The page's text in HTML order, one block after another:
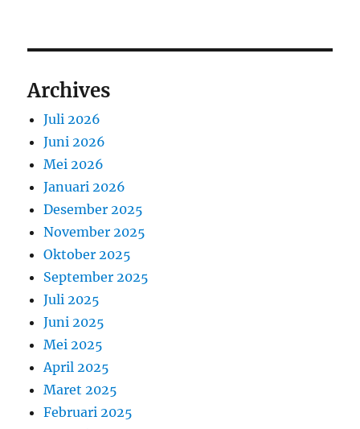
Archives
Juli 2026
Juni 2026
Mei 2026
Januari 2026
Desember 2025
November 2025
Oktober 2025
September 2025
Juli 2025
Juni 2025
Mei 2025
April 2025
Maret 2025
Februari 2025